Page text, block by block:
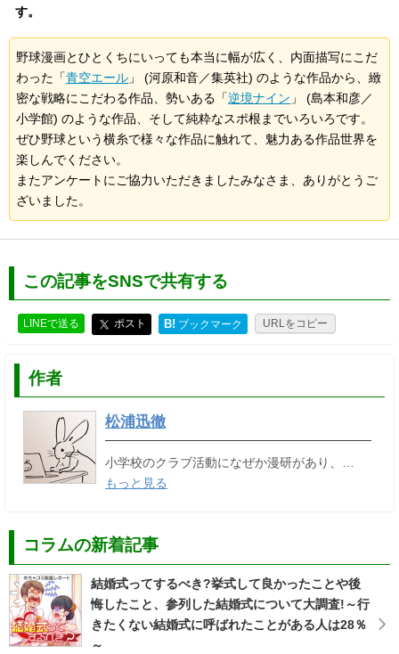
す。
野球漫画とひとくちにいっても本当に幅が広く、内面描写にこだ
わった「青空エール 」 (河原和音／集英社) のような作品から、緻
密な戦略にこだわる作品、勢いある「逆境ナイン 」 (島本和彦／
小学館) のような作品、そして純粋なスポ根までいろいろです。
ぜひ野球という横糸で様々な作品に触れて、魅力ある作品世界を
楽しんでください。
またアンケートにご協力いただきましたみなさま、ありがとうご
ざいました。
この記事をSNSで共有する
LINEで送る ポスト B! ブックマーク URLをコピー
作者
松浦迅徹
小学校のクラブ活動になぜか漫研があり、…
もっと見る
コラムの新着記事
結婚式ってするべき?挙式して良かったことや後
悔したこと、参列した結婚式について大調査!～行
きたくない結婚式に呼ばれたことがある人は28％
～